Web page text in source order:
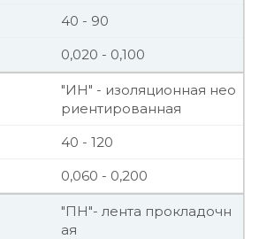
40 - 90
0,020 - 0,100
"ИН" - изоляционная нео
риентированная
40 - 120
0,060 - 0,200
"ПН"- лента прокладочн
ая